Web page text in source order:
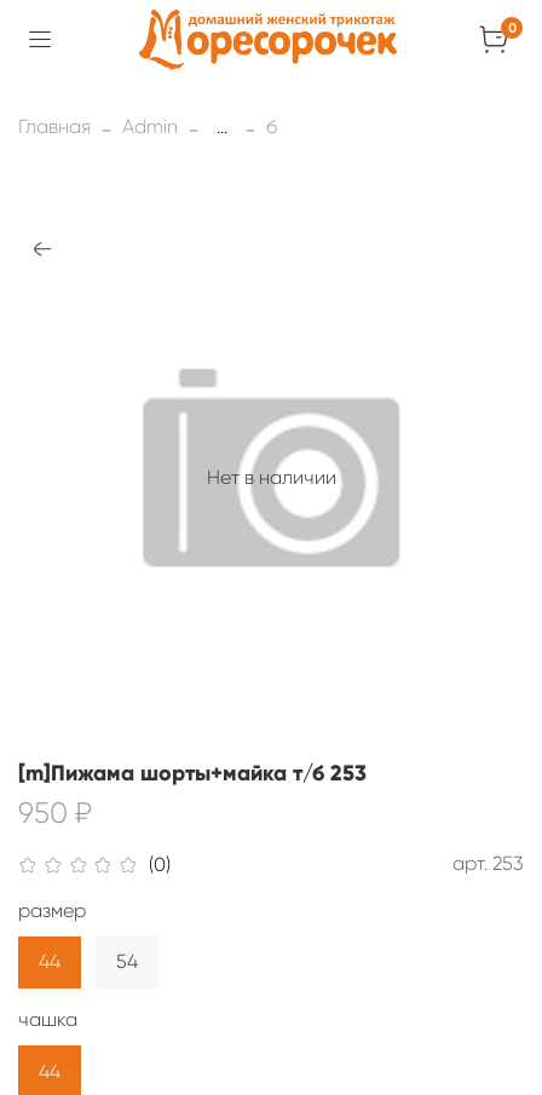
0
Главная Admin ... б
Нет в наличии
(0) арт. 253
[m]Пижама шорты+майка т/б 253
950 ₽
размер
44 54
чашка
44